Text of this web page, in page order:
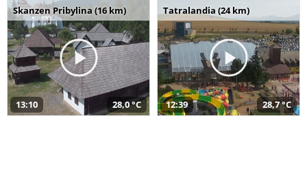
Skanzen Pribylina (16 km)
13:10 28,0 °C
Tatralandia (24 km)
12:39 28,7 °C